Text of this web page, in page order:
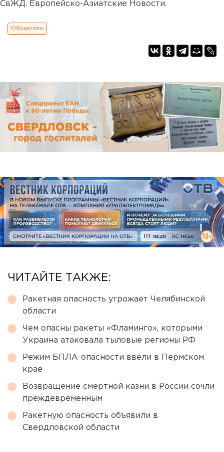
СвЖД. Европейско-Азиатские Новости.
Общество
ЧИТАЙТЕ ТАКЖЕ:
Ракетная опасность угрожает Челябинской
области
Чем опасны ракеты «Фламинго», которыми
Украина атаковала тыловые регионы РФ
Режим БПЛА-опасности ввели в Пермском
крае
Возвращение смертной казни в России сочли
преждевременным
Ракетную опасность объявили в
Свердловской области